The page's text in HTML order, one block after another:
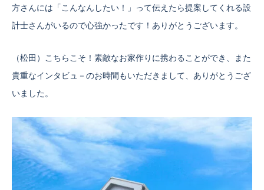
方さんには「こんなんしたい！」って伝えたら提案してくれる設
計士さんがいるので心強かったです！ありがとうございます。
（松田）こちらこそ！素敵なお家作りに携わることができ、また
貴重なインタビュ－のお時間もいただきまして、ありがとうござ
いました。